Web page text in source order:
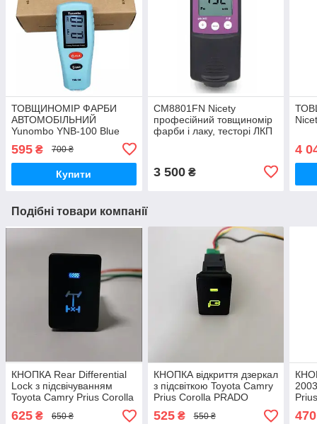
ТОВЩИНОМІР ФАРБИ
АВТОМОБІЛЬНИЙ
Yunombo YNB-100 Blue
калібрування
595 ₴ 700 ₴
Купити
СМ8801FN Nicety
професійний товщиномір
фарби і лаку, тесторі ЛКП
3 500₴
4
Подібні товари компанії
КНОПКА Rear Differential
Lock з підсвічуванням
Toyota Camry Prius Corolla
PRADO (синя підсвітка)
625 ₴ 650 ₴
КНОПКА відкриття дзеркал
з підсвіткою Toyota Camry
Prius Corolla PRADO
525₴ 550 ₴ 470